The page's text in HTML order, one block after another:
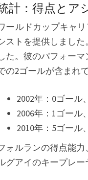
計：得点とア
ールドカップキャ
ストを提供しまし
た。彼のパフォー
の2ゴールが含まれ
2002年：0ゴール
2006年：1ゴール
2010年：5ゴール
ォルランの得点能
グアイのキープレー